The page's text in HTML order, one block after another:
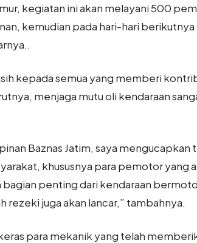
kegiatan ini akan melayani 500
kemudian pada hari-hari
kepada semua yang memberi
menjaga mutu oli kendaraan
Baznas Jatim, saya mengucapkan
khususnya para pemotor yang
penting dari kendaraan
rezeki juga akan lancar,” tambahnya.
para mekanik yang telah